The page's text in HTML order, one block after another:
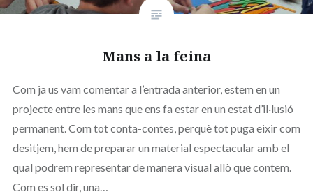
Mans a la feina
Com ja us vam comentar a l’entrada anterior, estem en un
projecte entre les mans que ens fa estar en un estat d’il·lusió
permanent. Com tot conta-contes, perquè tot puga eixir com
desitjem, hem de preparar un material espectacular amb el
qual podrem representar de manera visual allò que contem.
Com es sol dir, una…